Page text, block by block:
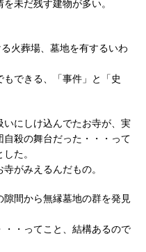
未だ残す建物が多い。
火葬場、墓地を有するいわ
できる、「事件」と「史
にしけ込んでたお寺が、実
殺の舞台だった・・・って
た。
がみえるんだもの。
間から無縁墓地の群を発見
・ってこと、結構あるので